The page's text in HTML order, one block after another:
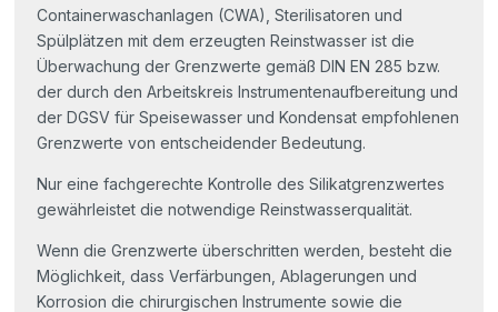
Containerwaschanlagen (CWA), Sterilisatoren und
Spülplätzen mit dem erzeugten Reinstwasser ist die
Überwachung der Grenzwerte gemäß DIN EN 285 bzw.
der durch den Arbeitskreis Instrumentenaufbereitung und
der DGSV für Speisewasser und Kondensat empfohlenen
Grenzwerte von entscheidender Bedeutung.
Nur eine fachgerechte Kontrolle des Silikatgrenzwertes
gewährleistet die notwendige Reinstwasserqualität.
Wenn die Grenzwerte überschritten werden, besteht die
Möglichkeit, dass Verfärbungen, Ablagerungen und
Korrosion die chirurgischen Instrumente sowie die